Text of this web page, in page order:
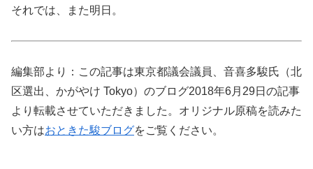
それでは、また明日。
編集部より：この記事は東京都議会議員、音喜多駿氏（北
区選出、かがやけ Tokyo）のブログ2018年6月29日の記事
より転載させていただきました。オリジナル原稿を読みた
い方はおときた駿ブログをご覧ください。